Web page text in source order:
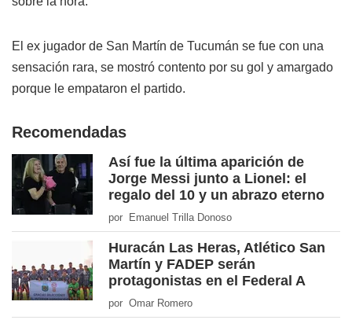
El ex jugador de San Martín de Tucumán se fue con una
sensación rara, se mostró contento por su gol y amargado
porque le empataron el partido.
Recomendadas
Así fue la última aparición de
Jorge Messi junto a Lionel: el
regalo del 10 y un abrazo eterno
por Emanuel Trilla Donoso
Huracán Las Heras, Atlético San
Martín y FADEP serán
protagonistas en el Federal A
por Omar Romero